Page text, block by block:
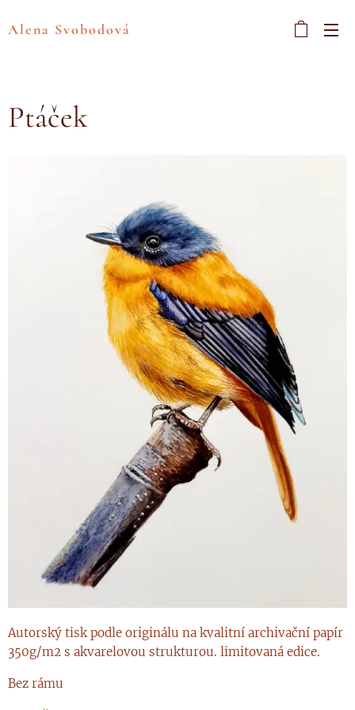
Alena Svobodová
Ptáček
Autorský tisk podle originálu na kvalitní archivační papír
350g/m2 s akvarelovou strukturou. limitovaná edice.
Bez rámu